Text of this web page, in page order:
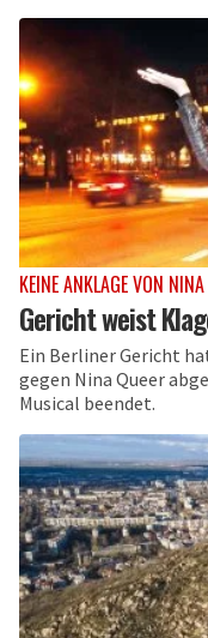
KEINE ANKLAGE VON NINA
Gericht weist
Ein Berliner Gericht
gegen Nina Queer
Musical beendet.